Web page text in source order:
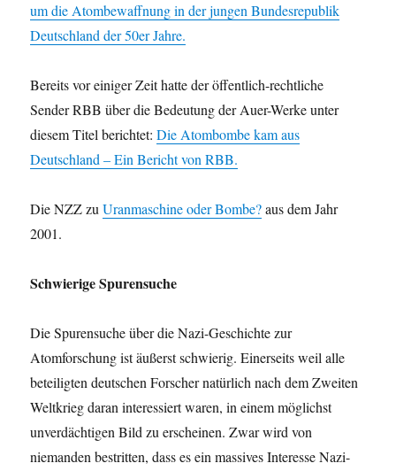
um die Atombewaffnung in der jungen Bundesrepublik
Deutschland der 50er Jahre.
Bereits vor einiger Zeit hatte der öffentlich-rechtliche
Sender RBB über die Bedeutung der Auer-Werke unter
diesem Titel berichtet:Die Atombombe kam aus
Deutschland – Ein Bericht von RBB.
Die NZZ zuUranmaschine oder Bombe?aus dem Jahr
2001.
Schwierige Spurensuche
Die Spurensuche über die Nazi-Geschichte zur
Atomforschung ist äußerst schwierig. Einerseits weil alle
beteiligten deutschen Forscher natürlich nach dem Zweiten
Weltkrieg daran interessiert waren, in einem möglichst
unverdächtigen Bild zu erscheinen. Zwar wird von
niemanden bestritten, dass es ein massives Interesse Nazi-